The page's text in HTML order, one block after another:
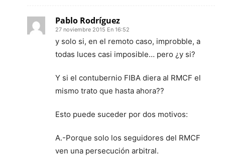
Pablo Rodríguez
27 noviembre 2015 En 16:52
y solo si, en el remoto caso, improbble, a
todas luces casi imposible… pero ¿y si?
Y si el contubernio FIBA diera al RMCF el
mismo trato que hasta ahora??
Esto puede suceder por dos motivos:
A.-Porque solo los seguidores del RMCF
ven una persecución arbitral.